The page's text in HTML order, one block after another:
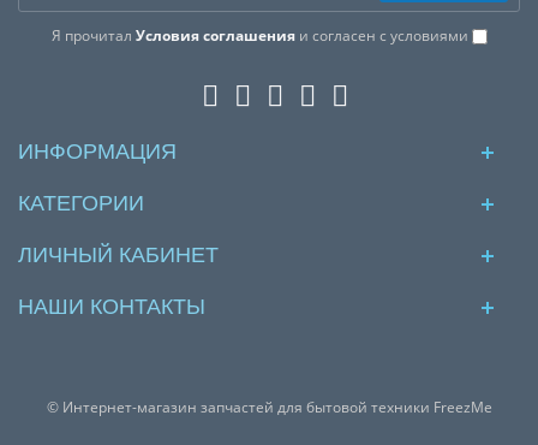
Я прочитал Условия соглашенияи согласен с условиями
ИНФОРМАЦИЯ
КАТЕГОРИИ
ЛИЧНЫЙ КАБИНЕТ
НАШИ КОНТАКТЫ
© Интернет-магазин запчастей для бытовой техники FreezMe